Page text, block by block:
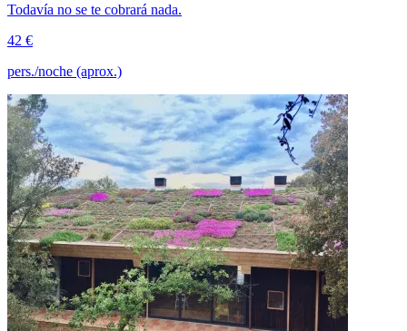
Todavía no se te cobrará nada.
42 €
pers./noche (aprox.)